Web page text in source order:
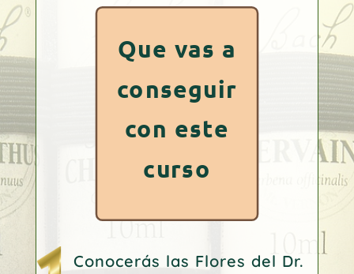
Que vas a
conseguir
con este
curso
Conocerás las Flores del Dr.